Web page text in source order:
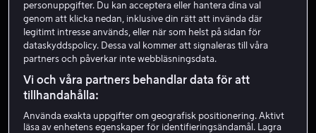
William Demarest
personuppgifter. Du kan acceptera eller hantera dina val
genom att klicka nedan, inklusive din rätt att invända där
legitimt intresse används, eller när som helst på sidan för
dataskyddspolicy. Dessa val kommer att signaleras till våra
partners och påverkar inte webbläsningsdata.
Vi och våra partners behandlar data för att
tillhandahålla:
Använda exakta uppgifter om geografisk positionering. Aktivt
läsa av enhetens egenskaper för identifieringsändamål. Lagra